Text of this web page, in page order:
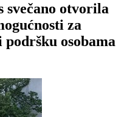
svečano otvorila
za
osobama